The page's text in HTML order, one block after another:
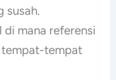
susah.
mana referensi
tempat-tempat